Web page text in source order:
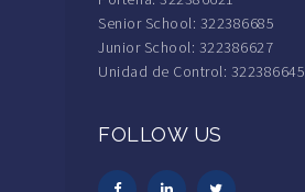
Senior School: 322386685
Junior School: 322386627
Unidad de Control: 322386645
FOLLOW US